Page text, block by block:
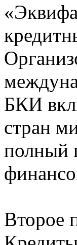
БКИ
стран
полный
Второе